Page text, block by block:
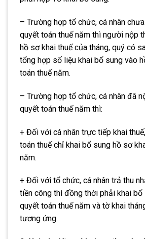
– Trường hợp tổ chức, cá nhân
quyết toán thuế năm thì người nộp
hồ sơ khai thuế của tháng, quý có
tổng hợp số liệu khai bổ sung vào
toán thuế năm.
– Trường hợp tổ chức, cá nhân đã
quyết toán thuế năm thì:
+ Đối với cá nhân trực tiếp khai
toán thuế chỉ khai bổ sung hồ sơ
năm.
+ Đối với tổ chức, cá nhân trả thu
tiền công thì đồng thời phải khai bổ
quyết toán thuế năm và tờ khai
tương ứng.